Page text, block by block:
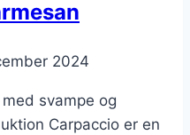
2024
svampe og
Carpaccio er en